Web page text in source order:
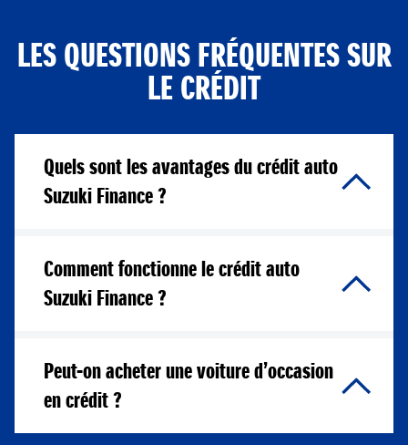
LES QUESTIONS FRÉQUENTES SUR
LE CRÉDIT
Quels sont les avantages du crédit auto
Suzuki Finance ?
Comment fonctionne le crédit auto
Suzuki Finance ?
Peut-on acheter une voiture d’occasion
en crédit ?